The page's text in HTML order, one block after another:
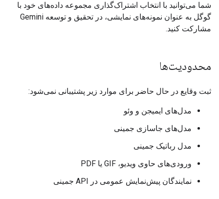
شما می‌توانید با انتخاب اشتراک‌گذاری مجموعه داده‌های خود با
گوگل به عنوان نمونه‌های نمایشی، در تحقیق و توسعه Gemini
مشارکت کنید.
محدودیت‌ها
ثبت وقایع در حال حاضر برای موارد زیر پشتیبانی نمی‌شود:
مدل‌های ایمیجن و وئو
مدل‌های جاسازی جمینی
مدل رباتیک جمینی
ورودی‌های حاوی ویدیو، GIF یا PDF
نمایندگان پیش‌نمایش عمومی در API جمینی